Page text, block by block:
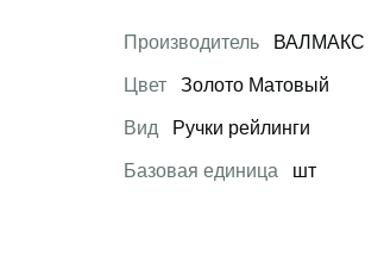
Производитель ВАЛМАКС
Цвет Золото Матовый
Вид Ручки рейлинги
Базовая единица шт